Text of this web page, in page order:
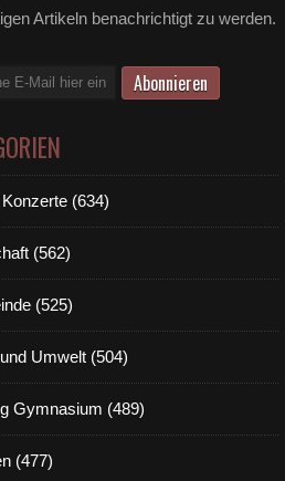
Artikeln benachrichtigt zu werden.
(634)
(562)
(525)
Umwelt (504)
Gymnasium (489)
(477)